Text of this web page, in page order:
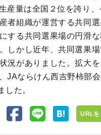
産量は全国２位を誇り
者組織が運営する共同
する共同選果場の円滑
しかし近年、共同選果
況がありました。拡大
JAならけん西吉野柿部
した。
URLを